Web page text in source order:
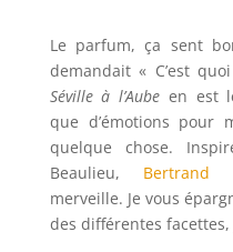
Le parfum, ça sent
demandait « C’est
Séville à l’Aube en est
que d’émotions pour
quelque chose.
Beaulieu, Bertrand
merveille. Je vous
des différentes